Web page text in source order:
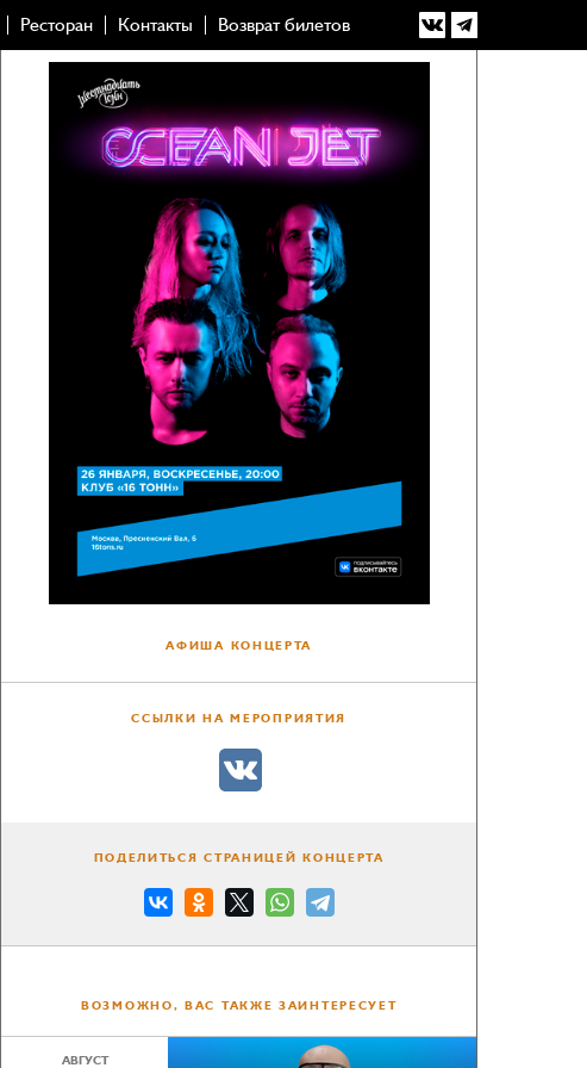
Ресторан Контакты Возврат билетов
АФИША КОНЦЕРТА
ССЫЛКИ НА МЕРОПРИЯТИЯ
ПОДЕЛИТЬСЯ СТРАНИЦЕЙ КОНЦЕРТА
ВОЗМОЖНО, ВАС ТАКЖЕ ЗАИНТЕРЕСУЕТ
АВГУСТ